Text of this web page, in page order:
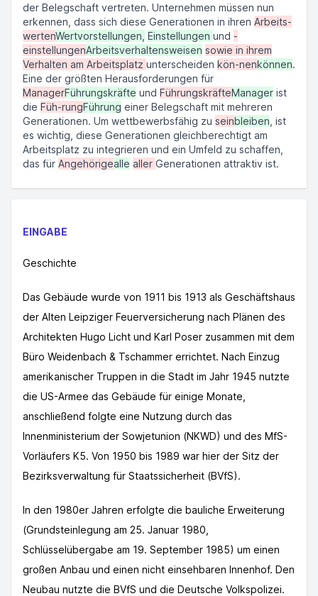
der Belegschaft vertreten. Unternehmen müssen nun
erkennen, dass sich diese Generationen in ihren Arbeits-
wertenWertvorstellungen, Einstellungen und -
einstellungenArbeitsverhaltensweisen sowie in ihrem
Verhalten am Arbeitsplatz unterscheiden kön-nenkönnen.
Eine der größten Herausforderungen für
ManagerFührungskräfte und FührungskräfteManager ist
die Füh-rungFührung einer Belegschaft mit mehreren
Generationen. Um wettbewerbsfähig zu seinbleiben , ist
es wichtig, diese Generationen gleichberechtigt am
Arbeitsplatz zu integrieren und ein Umfeld zu schaffen,
das für Angehörigealle aller Generationen attraktiv ist.
EINGABE
Geschichte
Das Gebäude wurde von 1911 bis 1913 als Geschäftshaus
der Alten Leipziger Feuerversicherung nach Plänen des
Architekten Hugo Licht und Karl Poser zusammen mit dem
Büro Weidenbach & Tschammer errichtet. Nach Einzug
amerikanischer Truppen in die Stadt im Jahr 1945 nutzte
die US-Armee das Gebäude für einige Monate,
anschließend folgte eine Nutzung durch das
Innenministerium der Sowjetunion (NKWD) und des MfS-
Vorläufers K5. Von 1950 bis 1989 war hier der Sitz der
Bezirksverwaltung für Staatssicherheit (BVfS).
In den 1980er Jahren erfolgte die bauliche Erweiterung
(Grundsteinlegung am 25. Januar 1980,
Schlüsselübergabe am 19. September 1985) um einen
großen Anbau und einen nicht einsehbaren Innenhof. Den
Neubau nutzte die BVfS und die Deutsche Volkspolizei.